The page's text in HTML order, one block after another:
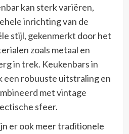
kan sterk variëren,
inrichting van de
stijl, gekenmerkt door het
zoals metaal en
in trek. Keukenbars in
een robuuste uitstraling en
met vintage
sfeer.
er ook meer traditionele